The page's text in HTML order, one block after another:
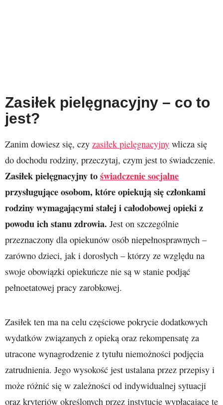
Zasiłek pielęgnacyjny – co to
jest?
Zanim dowiesz się, czy zasiłek pielęgnacyjny wlicza się
do dochodu rodziny, przeczytaj, czym jest to świadczenie.
Zasiłek pielęgnacyjny toświadczenie socjalne
przysługujące osobom, które opiekują się członkami
rodziny wymagającymi stałej i całodobowej opieki z
powodu ich stanu zdrowia. Jest on szczególnie
przeznaczony dla opiekunów osób niepełnosprawnych –
zarówno dzieci, jak i dorosłych – którzy ze względu na
swoje obowiązki opiekuńcze nie są w stanie podjąć
pełnoetatowej pracy zarobkowej.
Zasiłek ten ma na celu częściowe pokrycie dodatkowych
wydatków związanych z opieką oraz rekompensatę za
utracone wynagrodzenie z tytułu niemożności podjęcia
zatrudnienia. Jego wysokość jest ustalana przez przepisy i
może różnić się w zależności od indywidualnej sytuacji
oraz kryteriów określonych przez instytucje wypłacające te